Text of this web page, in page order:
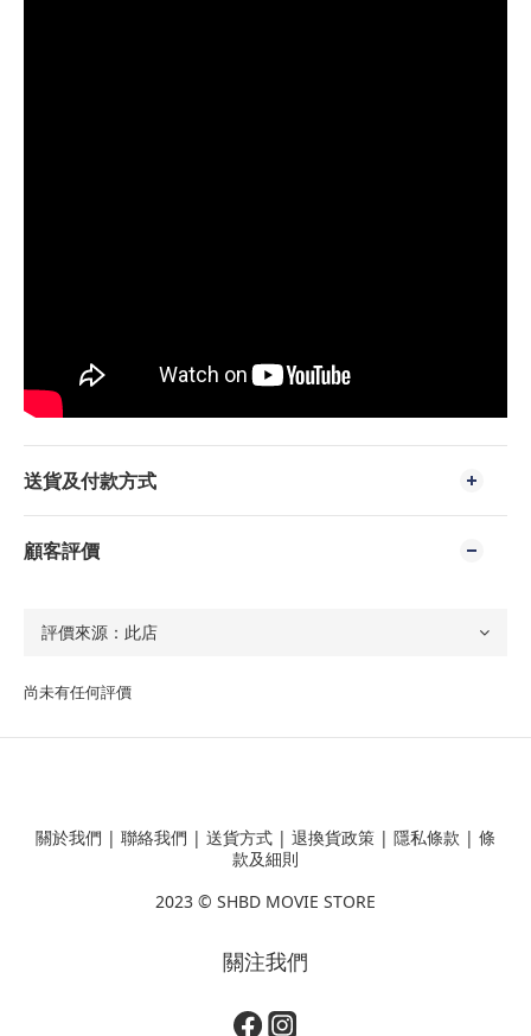
送貨及付款方式
顧客評價
尚未有任何評價
關於我們 | 聯絡我們 | 送貨方式 | 退換貨政策 | 隱私條款 | 條
款及細則
2023 © SHBD MOVIE STORE
關注我們